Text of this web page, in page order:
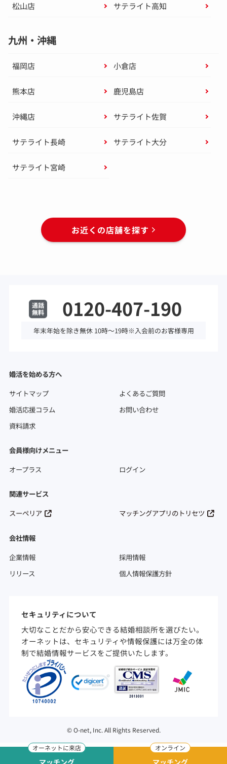
マッチング マッチング
松山店 サテライト高知
九州・沖縄
福岡店 小倉店
熊本店 鹿児島店
沖縄店 サテライト佐賀
サテライト長崎 サテライト大分
サテライト宮崎
お近くの店舗を探す
0120-407-190
年末年始を除き無休 10時～19時※入会前のお客様専用
婚活を始める方へ
サイトマップ
よくあるご質問
婚活応援コラム
お問い合わせ
資料請求
会員様向けメニュー
オープラス
ログイン
関連サービス
スーペリア
マッチングアプリのトリセツ
会社情報
企業情報
採用情報
リリース
個人情報保護方針
セキュリティについて
大切なことだから安心できる結婚相談所を選びたい。
オーネットは、セキュリティや情報保護には万全の体
制で結婚情報サービスをご提供いたします。
©O-net, Inc. All Rights Reserved.